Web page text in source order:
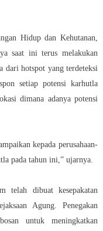
Hidup dan Kehutanan,
saat ini terus melakukan
dari hotspot yang terdeteksi
setiap potensi karhutla
dimana adanya potensi
kepada perusahaan-
pada tahun ini,” ujarnya.
telah dibuat kesepakatan
Agung. Penegakan
untuk meningkatkan